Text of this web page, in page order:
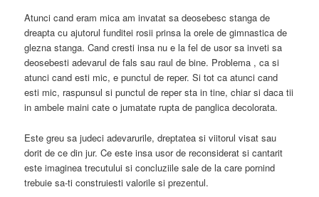
Atunci cand eram mica am invatat sa deosebesc stanga de
dreapta cu ajutorul funditei rosii prinsa la orele de gimnastica de
glezna stanga. Cand cresti insa nu e la fel de usor sa inveti sa
deosebesti adevarul de fals sau raul de bine. Problema , ca si
atunci cand esti mic, e punctul de reper. Si tot ca atunci cand
esti mic, raspunsul si punctul de reper sta in tine, chiar si daca tii
in ambele maini cate o jumatate rupta de panglica decolorata.
Este greu sa judeci adevarurile, dreptatea si viitorul visat sau
dorit de ce din jur. Ce este insa usor de reconsiderat si cantarit
este imaginea trecutului si concluziile sale de la care pornind
trebuie sa-ti construiesti valorile si prezentul.